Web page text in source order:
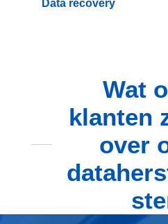
Data recovery
Wat
klanten
over